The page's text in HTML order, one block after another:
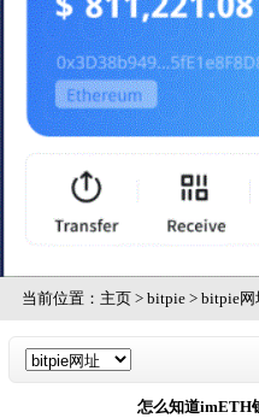
当前位置： 主页> bitpie> bitpie网
怎么知道imETH